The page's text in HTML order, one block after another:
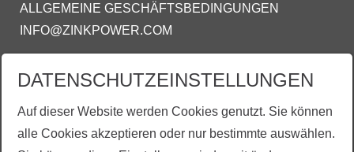
ALLGEMEINE GESCHÄFTSBEDINGUNGEN
INFO@ZINKPOWER.COM
DATENSCHUTZEINSTELLUNGEN
Auf dieser Website werden Cookies genutzt. Sie können
alle Cookies akzeptieren oder nur bestimmte auswählen.